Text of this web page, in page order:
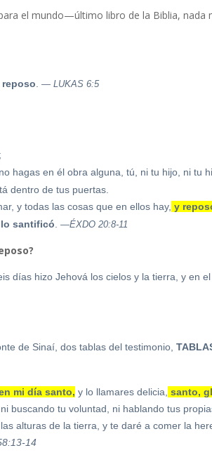
el mundo—último libro de la Biblia, nada
.— LUKAS 6:5
hagas en él obra alguna, tú, ni tu hijo, ni tu
dentro de tus puertas.
y todas las cosas que en ellos hay, y
santificó —ÉXDO 20:8-11
días hizo Jehová los cielos y la tierra, y en
de Sinaí, dos tablas del testimonio,
mi día santo, y lo llamares delicia, santo,
buscando tu voluntad, ni hablando tus
alturas de la tierra, y te daré a comer la
14